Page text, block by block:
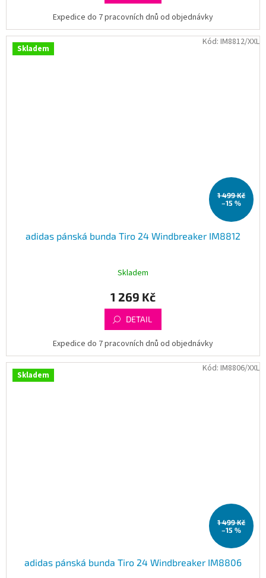
Expedice do 7 pracovních dnů od objednávky
Skladem
1 499 Kč
–15 %
adidas pánská bunda Tiro 24 Windbreaker IM8812
Skladem
1 269 Kč
DETAIL
Expedice do 7 pracovních dnů od objednávky
Kód: IM8812/XXL
Skladem
1 499 Kč
–15 %
adidas pánská bunda Tiro 24 Windbreaker IM8806
Kód: IM8806/XXL